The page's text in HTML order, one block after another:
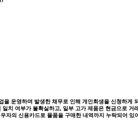
을 운영하며 발생한 채무로 인해 개인회생을 신청하게
일치 여부가 불확실하고, 일부 고가 제품은현금으로 거
자의 신용카드로 물품을 구매한 내역까지 누락되어 있